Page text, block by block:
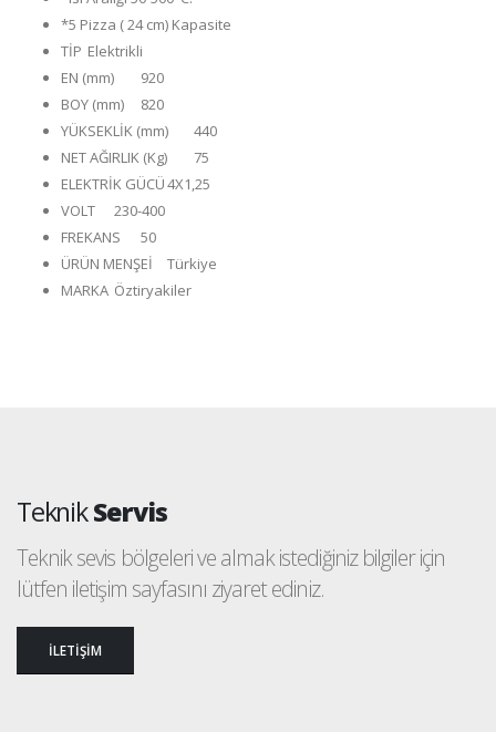
*5 Pizza ( 24 cm) Kapasite
TİP Elektrikli
EN (mm)
920
BOY (mm)
820
YÜKSEKLİK (mm)
440
NET AĞIRLIK (Kg)
75
ELEKTRİK GÜCÜ4X1,25
VOLT
230-400
FREKANS
50
ÜRÜN MENŞEİ
Türkiye
MARKA Öztiryakiler
TeknikServis
Teknik sevis bölgeleri ve almak istediğiniz bilgiler için
lütfen iletişim sayfasını ziyaret ediniz.
İLETİŞİM